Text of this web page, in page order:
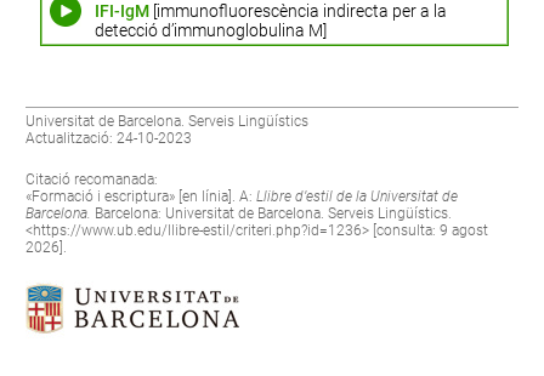
IFI-IgM[immunofluorescència indirecta per a la
detecció d’immunoglobulina M]
Universitat de Barcelona. Serveis Lingüístics
Actualització: 24-10-2023
Citació recomanada:
«Formació i escriptura» [en línia]. A:Llibre d’estil de la Universitat de
Barcelona. Barcelona: Universitat de Barcelona. Serveis Lingüístics.
<https://www.ub.edu/llibre-estil/criteri.php?id=1236> [consulta: 9 agost
2026].